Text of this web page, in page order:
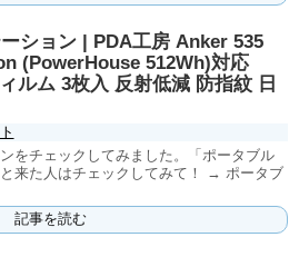
ション | PDA工房 Anker 535
(PowerHouse 512Wh)対応
ルム 3枚入 反射低減 防指紋 日
をチェックしてみました。「ポータブル
来た人はチェックしてみて！ → ポータブ
記事を読む